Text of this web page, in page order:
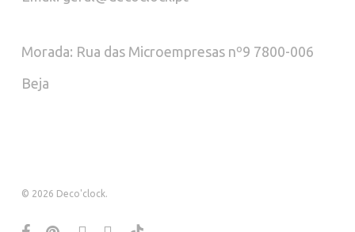
Morada: Rua das Microempresas nº9 7800-006
Beja
© 2026 Deco'clock.